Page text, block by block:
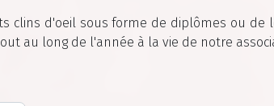
clins d'oeil sous forme de diplômes ou
au long de l'année à la vie de notre